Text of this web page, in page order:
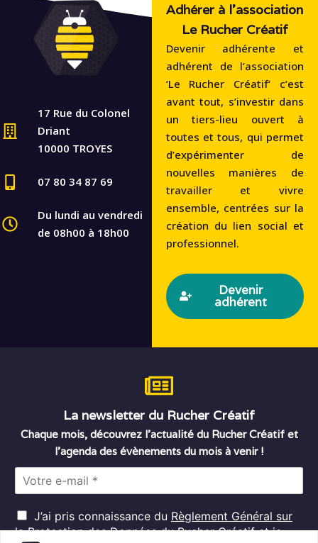
17 Rue du Colonel
Driant
10000 TROYES
07 80 34 87 69
Du lundi au vendredi
de 08h00 à 18h00
Adhérer à l'association
Le Rucher Créatif
Devenir adhérente et
adhérent de l’association
‘Le Rucher Créatif‘ c’est
avant tout, s’investir dans
un tiers-lieu ouvert à
toutes et tous, qui permet
d’expérimenter de
nouvelles manières de
travailler et vivre
ensemble, centrées sur la
création du lien social et
professionnel.
Devenir
adhérent
La newsletter du Rucher Créatif
Chaque mois, découvrez l’actualité du Rucher Créatif et
l’agenda des évènements du mois à venir !
l
R
G
J’ai pris connaissance du Règlement Général sur
la Protection des Donnéesdu Rucher Créatif et je